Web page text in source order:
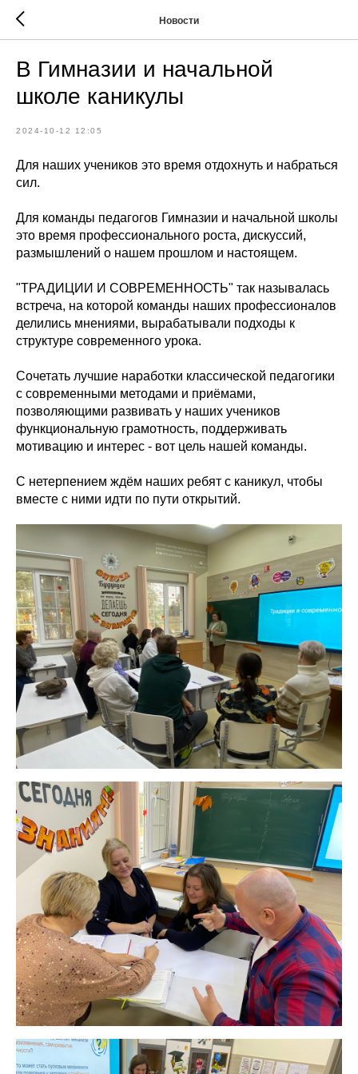
Новости
В Гимназии и начальной
школе каникулы
2024-10-12 12:05
Для наших учеников это время отдохнуть и набраться
сил.
Для команды педагогов Гимназии и начальной школы
это время профессионального роста, дискуссий,
размышлений о нашем прошлом и настоящем.
"ТРАДИЦИИ И СОВРЕМЕННОСТЬ" так называлась
встреча, на которой команды наших профессионалов
делились мнениями, вырабатывали подходы к
структуре современного урока.
Сочетать лучшие наработки классической педагогики
с современными методами и приёмами,
позволяющими развивать у наших учеников
функциональную грамотность, поддерживать
мотивацию и интерес - вот цель нашей команды.
С нетерпением ждём наших ребят с каникул, чтобы
вместе с ними идти по пути открытий.